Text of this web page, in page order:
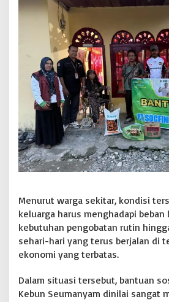
i
n
g
a
h
K
e
s
u
l
i
t
a
n
s
y
a
r
k
t
Menurut warga sekitar, kondisi
keluarga harus menghadapi beban
kebutuhan pengobatan rutin
sehari-hari yang terus berjalan di
ekonomi yang terbatas.
Dalam situasi tersebut, bantuan
Kebun Seumanyam dinilai sangat